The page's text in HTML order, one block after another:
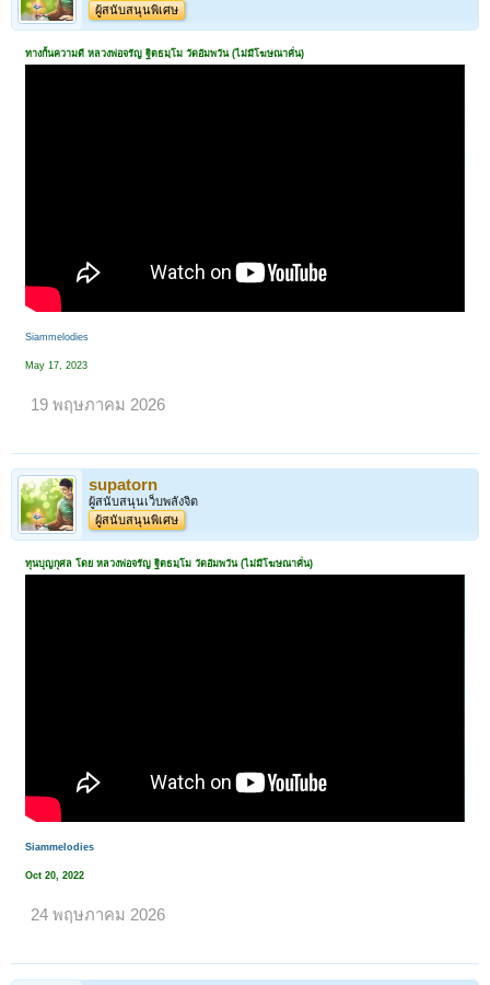
ผู้สนับสนุนพิเศษ
ทางกั้นความดี หลวงพ่อจรัญ ฐิตธมฺโม วัดอัมพวัน (ไม่มีโฆษณาคั่น)
Siammelodies
May 17, 2023
19 พฤษภาคม 2026
supatorn
ผู้สนับสนุนเว็บพลังจิต
ผู้สนับสนุนพิเศษ
ทุนบุญกุศล โดย หลวงพ่อจรัญ ฐิตธมฺโม วัดอัมพวัน (ไม่มีโฆษณาคั่น)
Siammelodies
Oct 20, 2022
24 พฤษภาคม 2026